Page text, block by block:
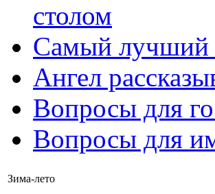
столом
Самый лучший
Ангел
Вопросы для
Вопросы для
Зима-лето